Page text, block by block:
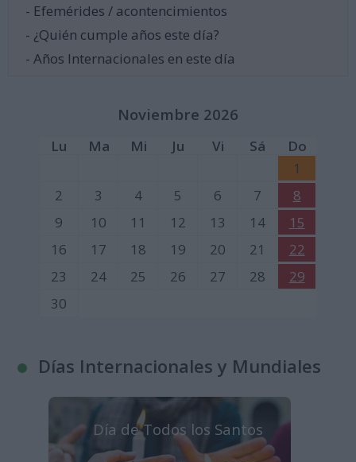
- Efemérides / acontencimientos
- ¿Quién cumple años este día?
- Años Internacionales en este día
Noviembre 2026
Lu Ma Mi Ju Vi Sá
Do
1
2
3 4 5 6 7
8
9
10 11 12 13 14
15
16
17 18 19 20 21
22
23
24 25 26 27 28
29
30
Días Internacionales y Mundiales
Día de Todos los Santos